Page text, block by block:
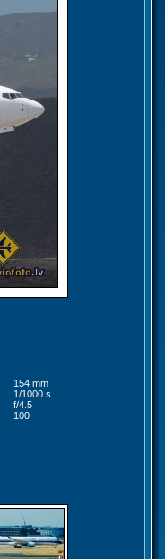
154 mm
1/1000 s
f/4.5
100